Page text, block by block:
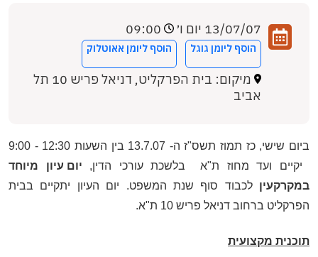
13/07/07 יום ו׳ 09:00
הוסף ליומן גוגל הוסף ליומן אאוטלוק
מיקום: בית הפרקליט, דניאל פריש 10 תל
אביב
ביום שישי, כז תמוז תשס"ז ה- 13.7.07 בין השעות 12:30 -
9:00
יקיים ועד מחוז ת"א
בלשכת עורכי הדין, יום עיון מיוחד
במקרקעין לכבוד סוף שנת המשפט. יום העיון יתקיים בבית
הפרקליט ברחוב דניאל פריש
10 ת"א.
תוכנית מקצועית